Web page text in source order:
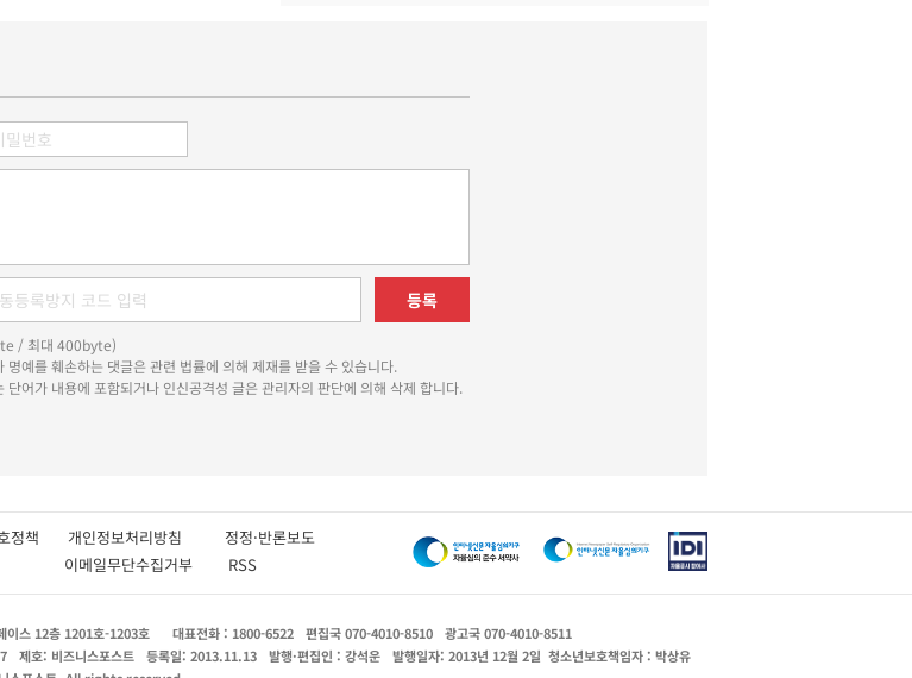
등록
/ 최대 400byte)
예를 훼손하는 댓글은 관련 법률에 의해 제재를 받을 수 있습니다.
어가 내용에 포함되거나 인신공격성 글은 관리자의 판단에 의해 삭제 합니다.
호정책 개인정보처리방침 정정·반론보도
보 이메일무단수집거부 RSS
이스 12층 1201호-1203호 대표전화 : 1800-6522 편집국 070-4010-8510
광고국 070-4010-8511
제호: 비즈니스포스트 등록일: 2013.11.13 발행·편집인 : 강석운 발행일자: 2013년 12월 2일 청소년보호책임자 : 박상유